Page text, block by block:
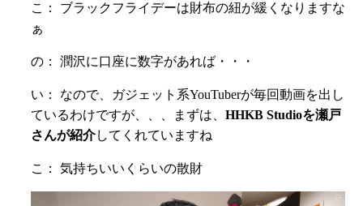
こ： ブラックフライデーは財布の紐が緩くなりますな
ぁ
の： 潤沢に口座に数字があれば・・・
い： なので、ガジェット系YouTuberが毎回動画を出し
ているわけですが、、、まずは、 HHKB Studioを瀬戸
さんが紹介してくれていますね
こ： 気持ちいいくらいの散財